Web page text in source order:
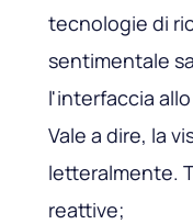
tecnologie di
sentimentale
l'interfaccia
Vale a dire, la
letteralmente.
reattive;